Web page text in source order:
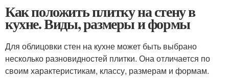
Как положить плитку на стену в
кухне. Виды, размеры и формы
Для облицовки стен на кухне может быть выбрано
несколько разновидностей плитки. Она отличается по
своим характеристикам, классу, размерам и формам.